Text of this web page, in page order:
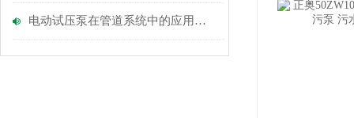
电动试压泵在管道系统中的应用有哪些？